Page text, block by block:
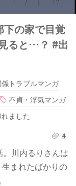
下の家で目覚
ると…？ #出
係トラブルマンガ
不貞・浮気マンガ
ました
4
。川内るりさんは
まれたばかりの